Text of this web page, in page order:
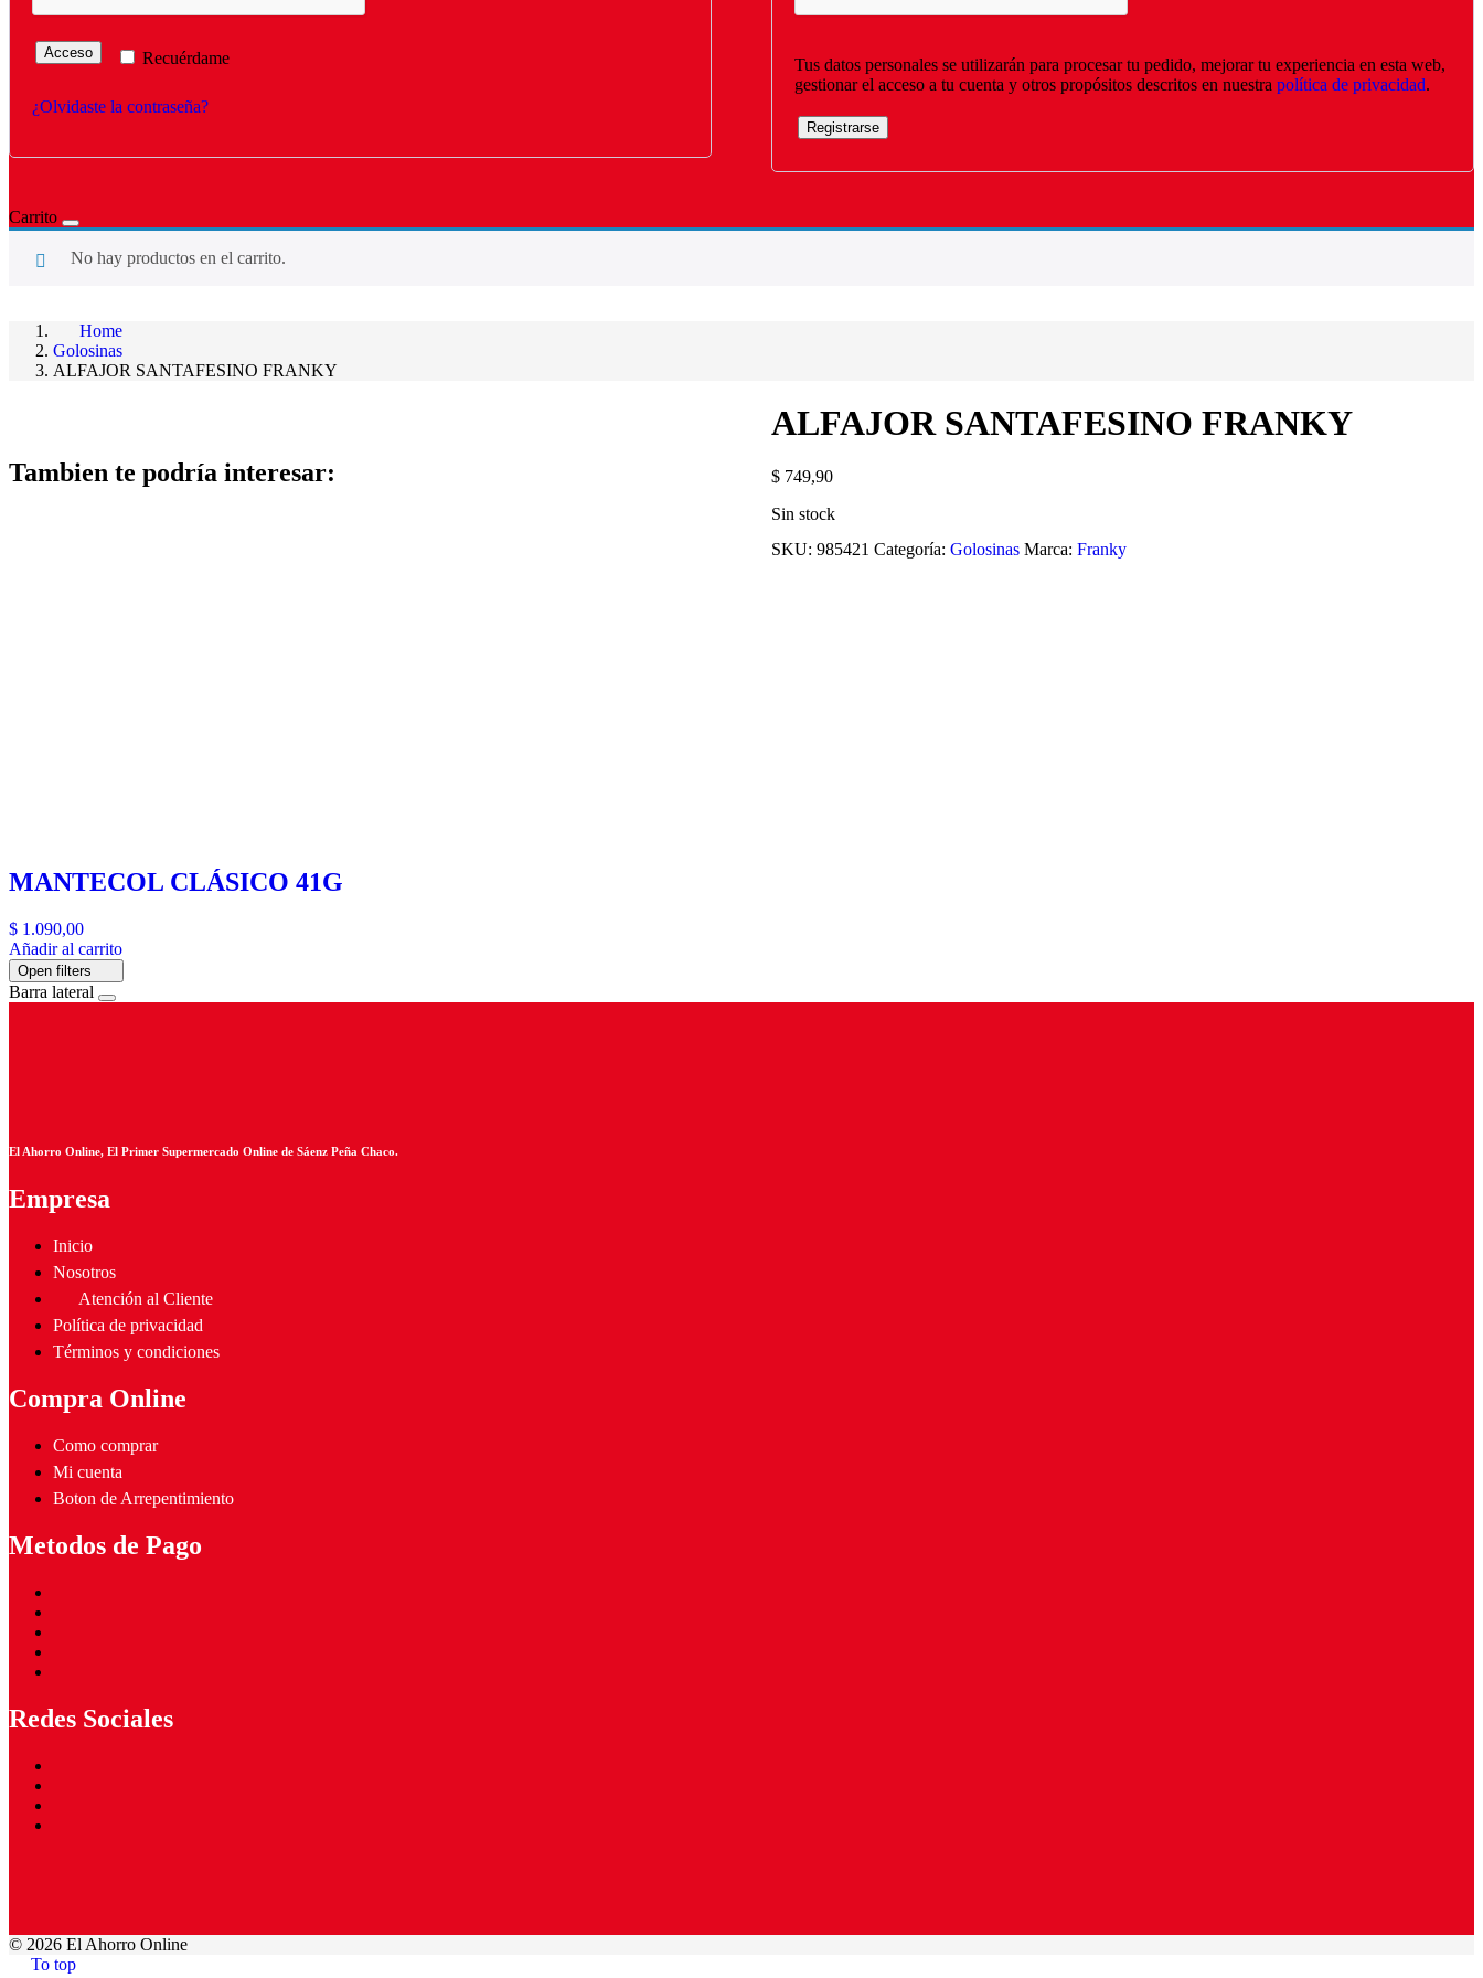
Recuérdame
Acceso
¿Olvidaste la contraseña?
Tus datos personales se utilizarán para procesar tu pedido, mejorar tu experiencia en esta web,
gestionar el acceso a tu cuenta y otros propósitos descritos en nuestra política de privacidad.
Registrarse
Carrito
No hay productos en el carrito.
Home
Golosinas
ALFAJOR SANTAFESINO FRANKY
ALFAJOR SANTAFESINO FRANKY
$749,90
Sin stock
SKU: 985421 Categoría: Golosinas Marca: Franky
Tambien te podría interesar:
MANTECOL CLÁSICO 41G
$ 1.090,00
Añadir al carrito
Open filters
Barra lateral
El Ahorro Online, El Primer Supermercado Online de Sáenz Peña Chaco.
Empresa
Inicio
Nosotros
Atención al Cliente
Política de privacidad
Términos y condiciones
Compra Online
Como comprar
Mi cuenta
Boton de Arrepentimiento
Metodos de Pago
Redes Sociales
© 2026 El Ahorro Online
To top